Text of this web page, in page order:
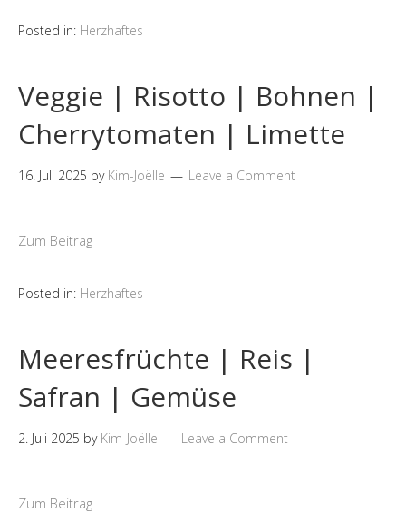
Posted in: Herzhaftes
Veggie | Risotto | Bohnen |
Cherrytomaten | Limette
16. Juli 2025 by Kim-Joëlle Leave a Comment
Zum Beitrag
Posted in: Herzhaftes
Meeresfrüchte | Reis |
Safran | Gemüse
2. Juli 2025 by Kim-Joëlle Leave a Comment
Zum Beitrag